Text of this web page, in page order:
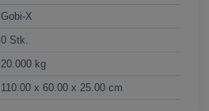
Gobi-X
0 Stk.
20.000 kg
110.00 x 60.00 x 25.00 cm